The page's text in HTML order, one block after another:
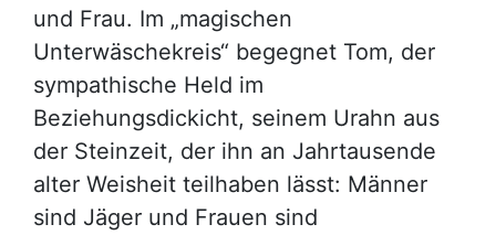
und Frau. Im „magischen
Unterwäschekreis“ begegnet Tom, der
sympathische Held im
Beziehungsdickicht, seinem Urahn aus
der Steinzeit, der ihn an Jahrtausende
alter Weisheit teilhaben lässt: Männer
sind Jäger und Frauen sind